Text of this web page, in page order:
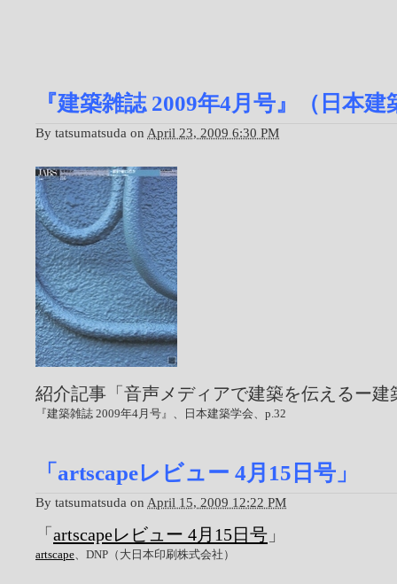
『建築雑誌 2009年4月号』（日本建
By tatsumatsuda on April 23, 2009 6:30 PM
紹介記事「音声メディアで建築を伝えるー建
『建築雑誌 2009年4月号』、日本建築学会、p.32
「artscapeレビュー 4月15日号」
By tatsumatsuda on April 15, 2009 12:22 PM
「 artscapeレビュー 4月15日号 」
artscape 、DNP（大日本印刷株式会社）